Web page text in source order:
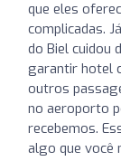
que eles
complicadas.
do Biel cuidou
garantir hotel
outros
no aeroporto
recebemos.
algo que você